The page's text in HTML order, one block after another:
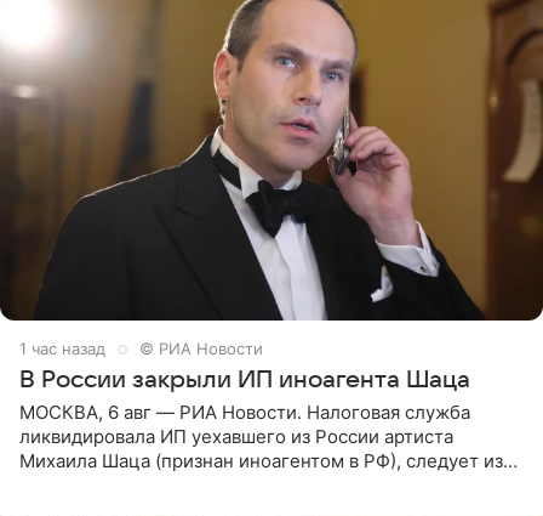
1 час назад © РИА Новости
В России закрыли ИП иноагента Шаца
МОСКВА, 6 авг — РИА Новости. Налоговая служба
ликвидировала ИП уехавшего из России артиста
Михаила Шаца (признан иноагентом в РФ), следует из